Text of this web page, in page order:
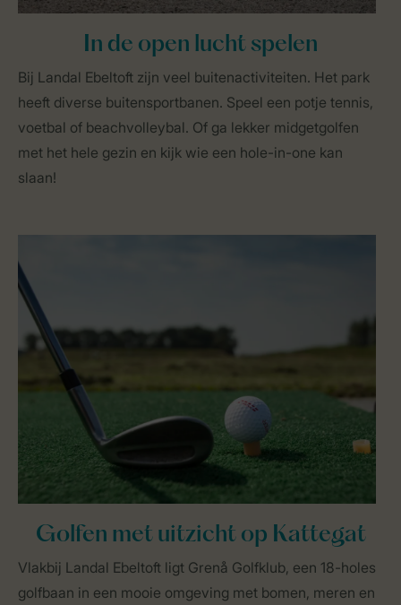
In de open lucht spelen
Bij Landal Ebeltoft zijn veel buitenactiviteiten. Het park
heeft diverse buitensportbanen. Speel een potje tennis,
voetbal of beachvolleybal. Of ga lekker midgetgolfen
met het hele gezin en kijk wie een hole-in-one kan
slaan!
Golfen met uitzicht op Kattegat
Vlakbij Landal Ebeltoft ligt Grenå Golfklub, een 18-holes
golfbaan in een mooie omgeving met bomen, meren en